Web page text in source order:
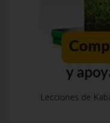
Lecciones de